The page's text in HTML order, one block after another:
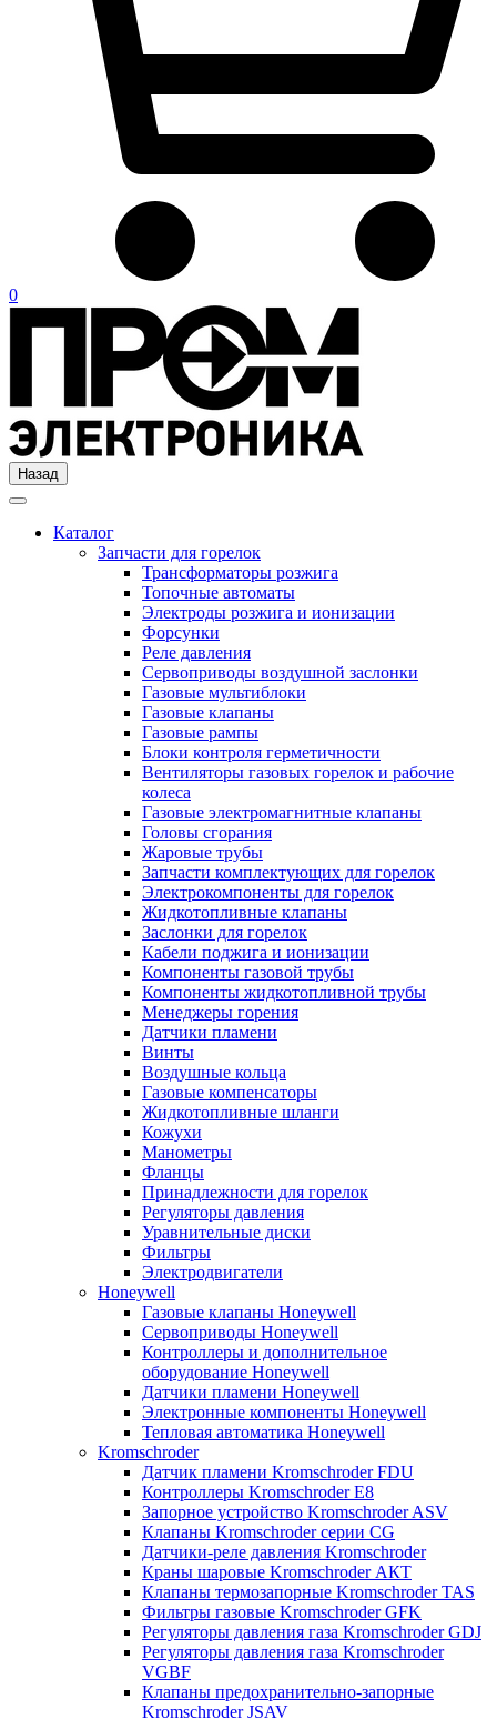
0
Назад
Каталог
Запчасти для горелок
Трансформаторы розжига
Топочные автоматы
Электроды розжига и ионизации
Форсунки
Реле давления
Сервоприводы воздушной заслонки
Газовые мультиблоки
Газовые клапаны
Газовые рампы
Блоки контроля герметичности
Вентиляторы газовых горелок и рабочие
колеса
Газовые электромагнитные клапаны
Головы сгорания
Жаровые трубы
Запчасти комплектующих для горелок
Электрокомпоненты для горелок
Жидкотопливные клапаны
Заслонки для горелок
Кабели поджига и ионизации
Компоненты газовой трубы
Компоненты жидкотопливной трубы
Менеджеры горения
Датчики пламени
Винты
Воздушные кольца
Газовые компенсаторы
Жидкотопливные шланги
Кожухи
Манометры
Фланцы
Принадлежности для горелок
Регуляторы давления
Уравнительные диски
Фильтры
Электродвигатели
Honeywell
Газовые клапаны Honeywell
Сервоприводы Honeywell
Контроллеры и дополнительное
оборудование Honeywell
Датчики пламени Honeywell
Электронные компоненты Honeywell
Тепловая автоматика Honeywell
Kromschroder
Датчик пламени Kromschroder FDU
Контроллеры Kromschroder E8
Запорное устройство Kromschroder ASV
Клапаны Kromschroder серии CG
Датчики-реле давления Kromschroder
Краны шаровые Kromschroder АКТ
Клапаны термозапорные Kromschroder TAS
Фильтры газовые Kromschroder GFK
Регуляторы давления газа Kromschroder GDJ
Регуляторы давления газа Kromschroder
VGBF
Клапаны предохранительно-запорные
Kromschroder JSAV